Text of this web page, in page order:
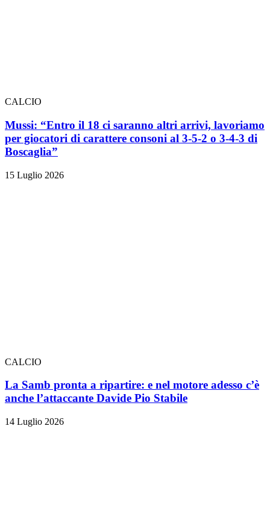
CALCIO
Mussi: “Entro il 18 ci saranno altri arrivi, lavoriamo
per giocatori di carattere consoni al 3-5-2 o 3-4-3 di
Boscaglia”
15 Luglio 2026
CALCIO
La Samb pronta a ripartire: e nel motore adesso c’è
anche l’attaccante Davide Pio Stabile
14 Luglio 2026